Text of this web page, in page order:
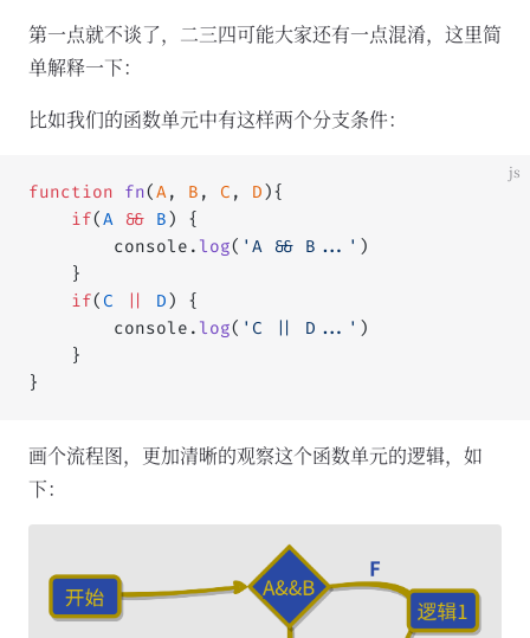
第一点就不谈了，二三四可能大家还有一点混淆，这里简
单解释一下：
比如我们的函数单元中有这样两个分支条件：
js
function fn(A, B , C , D ){
	if
(A && B ) {
		console.
log( 'A && B...' )
	}
	if
( C D ) {
		console.
log( 'C || D...' )
	}
}
画个流程图，更加清晰的观察这个函数单元的逻辑，如
下：